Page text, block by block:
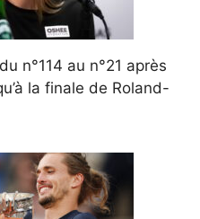
n°114 au n°21 après
la finale de Roland-